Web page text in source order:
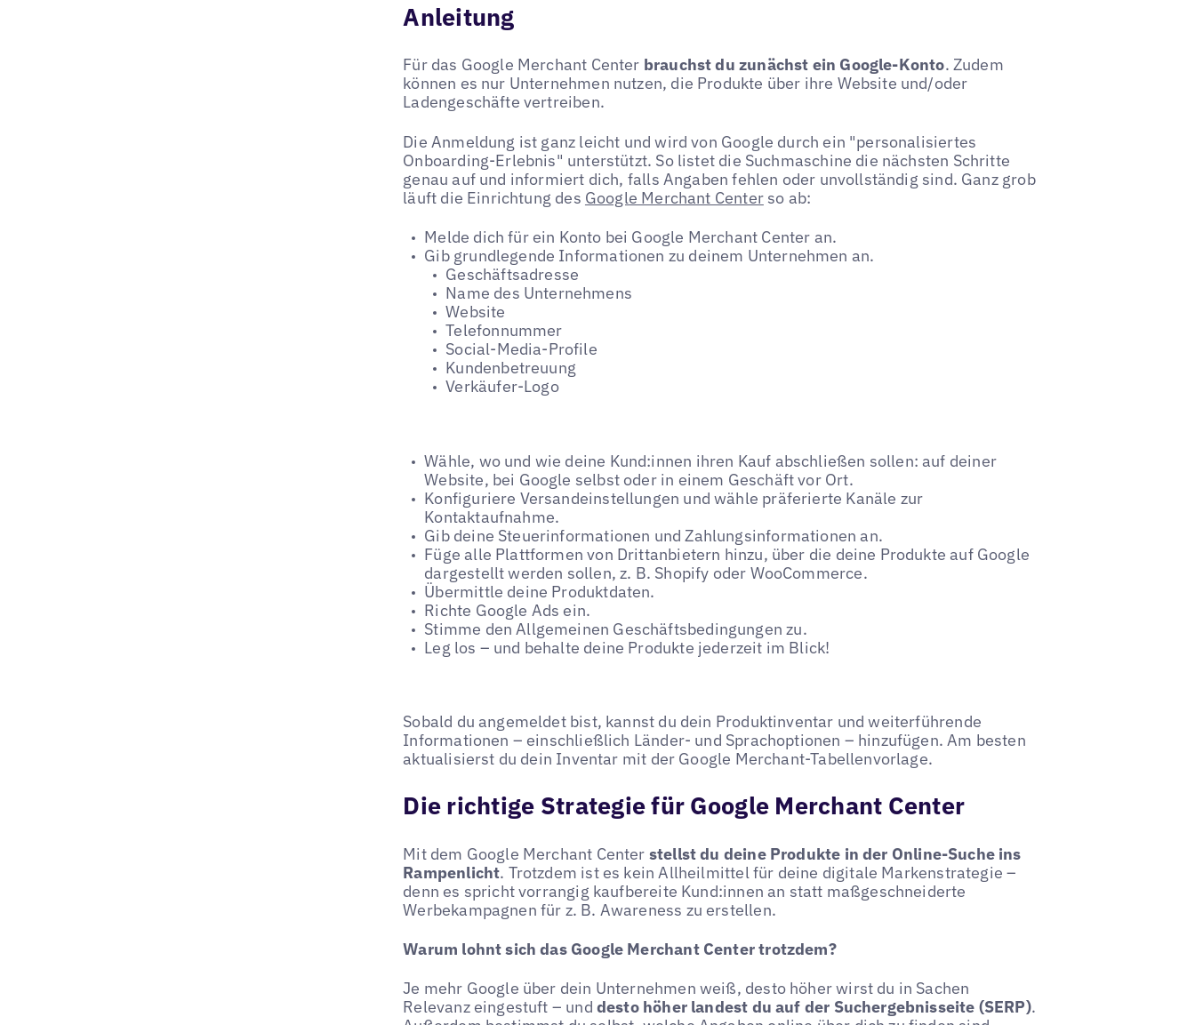
Anleitung
Für das Google Merchant Center brauchst du zunächst ein Google-Konto. Zudem
können es nur Unternehmen nutzen, die Produkte über ihre Website und/oder
Ladengeschäfte vertreiben.
Die Anmeldung ist ganz leicht und wird von Google durch ein "personalisiertes
Onboarding-Erlebnis" unterstützt. So listet die Suchmaschine die nächsten Schritte
genau auf und informiert dich, falls Angaben fehlen oder unvollständig sind. Ganz grob
läuft die Einrichtung des Google Merchant Centerso ab:
Melde dich für ein Konto bei Google Merchant Center an.
Gib grundlegende Informationen zu deinem Unternehmen an.
Geschäftsadresse
Name des Unternehmens
Website
Telefonnummer
Social-Media-Profile
Kundenbetreuung
Verkäufer-Logo
Wähle, wo und wie deine Kund:innen ihren Kauf abschließen sollen: auf deiner
Website, bei Google selbst oder in einem Geschäft vor Ort.
Konfiguriere Versandeinstellungen und wähle präferierte Kanäle zur
Kontaktaufnahme.
Gib deine Steuerinformationen und Zahlungsinformationen an.
Füge alle Plattformen von Drittanbietern hinzu, über die deine Produkte auf Google
dargestellt werden sollen, z. B. Shopify oder WooCommerce.
Übermittle deine Produktdaten.
Richte Google Ads ein.
Stimme den Allgemeinen Geschäftsbedingungen zu.
Leg los – und behalte deine Produkte jederzeit im Blick!
Sobald du angemeldet bist, kannst du dein Produktinventar und weiterführende
Informationen – einschließlich Länder- und Sprachoptionen – hinzufügen. Am besten
aktualisierst du dein Inventar mit der Google Merchant-Tabellenvorlage.
Die richtige Strategie für Google Merchant Center
Mit dem Google Merchant Center stellst du deine Produkte in der Online-Suche ins
Rampenlicht. Trotzdem ist es kein Allheilmittel für deine digitale Markenstrategie –
denn es spricht vorrangig kaufbereite Kund:innen an statt maßgeschneiderte
Werbekampagnen für z. B. Awareness zu erstellen.
Warum lohnt sich das Google Merchant Center trotzdem?
Je mehr Google über dein Unternehmen weiß, desto höher wirst du in Sachen
Relevanz eingestuft – und desto höher landest du auf der Suchergebnisseite (SERP).